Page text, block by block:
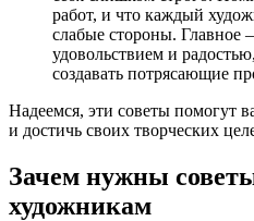
работ, и что каждый
слабые стороны. Главное
удовольствием и
создавать потрясающие
Надеемся, эти советы помогут
и достичь своих творческих
Зачем нужны
художникам